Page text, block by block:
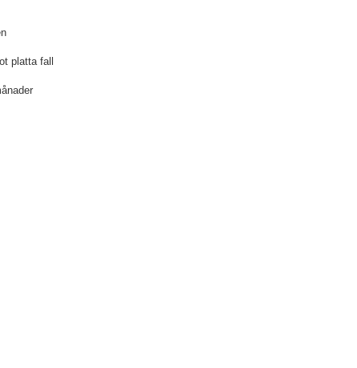
platta fall